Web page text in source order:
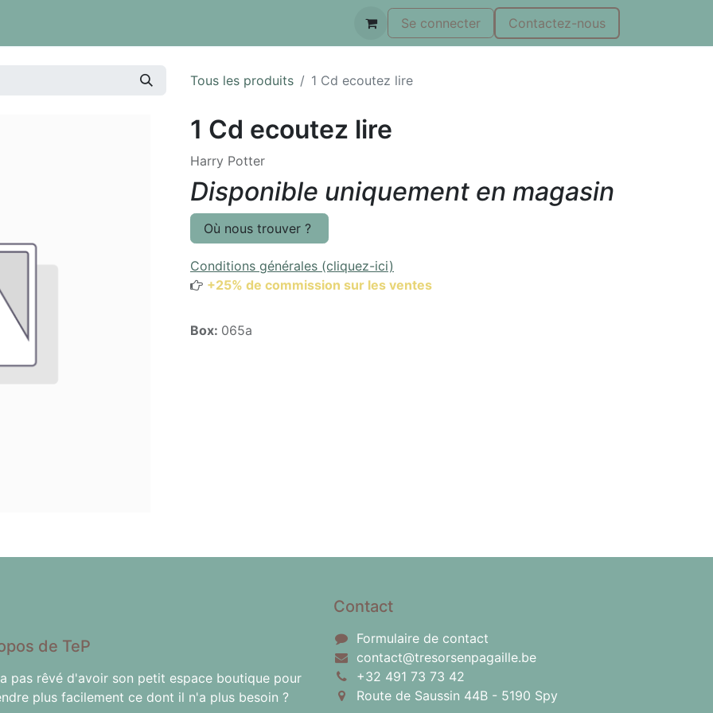
Se connecter Contactez-nous
Tous les produits 1 Cd ecoutez lire
1 Cd ecoutez lire
Harry Potter
Disponible uniquement en magasin
Où nous trouver ?
Conditions générales (cliquez-ici)
+25% de commission sur les ventes
Box: 065a
de TeP
pas rêvé d'avoir son petit espace boutique pour
plus facilement ce dont il n'a plus besoin ?
Contact
Formulaire de contact
contact@tresorsenpagaille.be
+32 491 73 73 42
Route de Saussin 44B - 5190 Spy